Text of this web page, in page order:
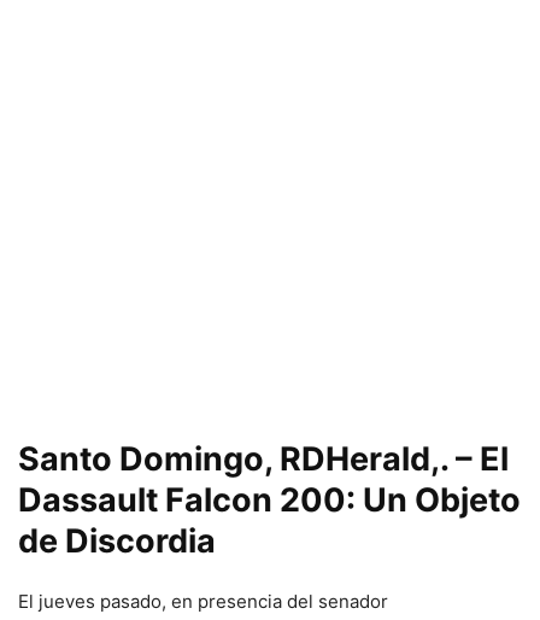
Santo Domingo, RDHerald,. – El
Dassault Falcon 200: Un Objeto
de Discordia
El jueves pasado, en presencia del senador